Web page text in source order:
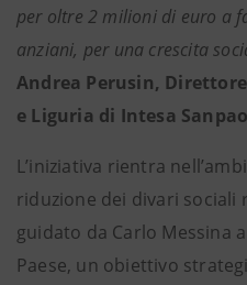
per oltre 2 milioni di euro a
anziani, per una crescita
Andrea Perusin,
e Liguria di Intesa
L’iniziativa rientra
riduzione dei divari sociali
guidato da Carlo Messina
Paese, un obiettivo